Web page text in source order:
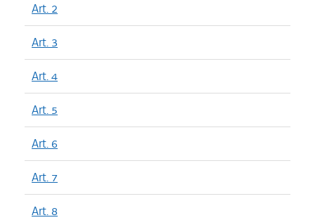
Art. 2
Art. 3
Art. 4
Art. 5
Art. 6
Art. 7
Art. 8